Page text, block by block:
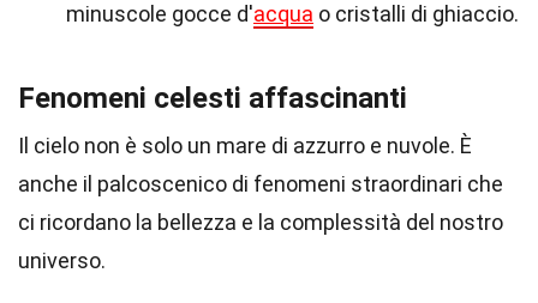
minuscole gocce d'acqua o cristalli di ghiaccio.
Fenomeni celesti affascinanti
Il cielo non è solo un mare di azzurro e nuvole. È
anche il palcoscenico di fenomeni straordinari che
ci ricordano la bellezza e la complessità del nostro
universo.